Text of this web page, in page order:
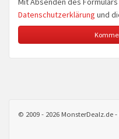
Datenschutzerklärung und
© 2009 - 2026 MonsterDealz.de